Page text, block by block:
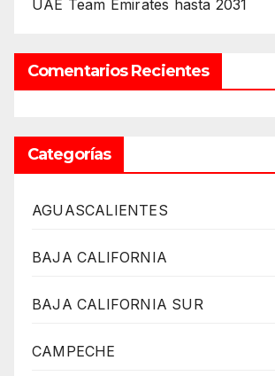
UAE Team Emirates hasta 2031
Comentarios Recientes
Categorías
AGUASCALIENTES
BAJA CALIFORNIA
BAJA CALIFORNIA SUR
CAMPECHE